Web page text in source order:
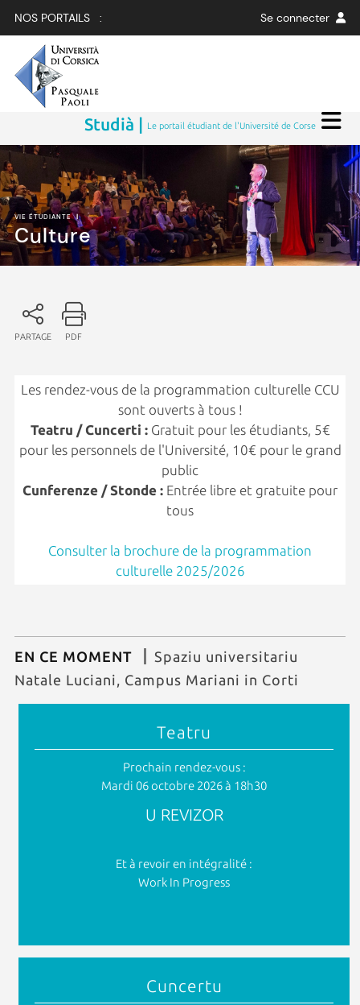
NOS PORTAILS : Se connecter
Studià | Le portail étudiant de l'Université de Corse
VIE ÉTUDIANTE|
Culture
PARTAGE PDF
Les rendez-vous de la programmation culturelle CCU
sont ouverts à tous !
Teatru / Cuncerti :Gratuit pour les étudiants, 5€
pour les personnels de l'Université, 10€ pour le grand
public
Cunferenze / Stonde : Entrée libre et gratuite pour
tous
Consulter la brochure de la programmation
culturelle 2025/2026
EN CE MOMENT
Spaziu universitariu
Natale Luciani, Campus Mariani in Corti
Teatru
Prochain rendez-vous :
Mardi 06 octobre 2026 à 18h30
U REVIZOR
Et à revoir en intégralité :
Work In Progress
Cuncertu